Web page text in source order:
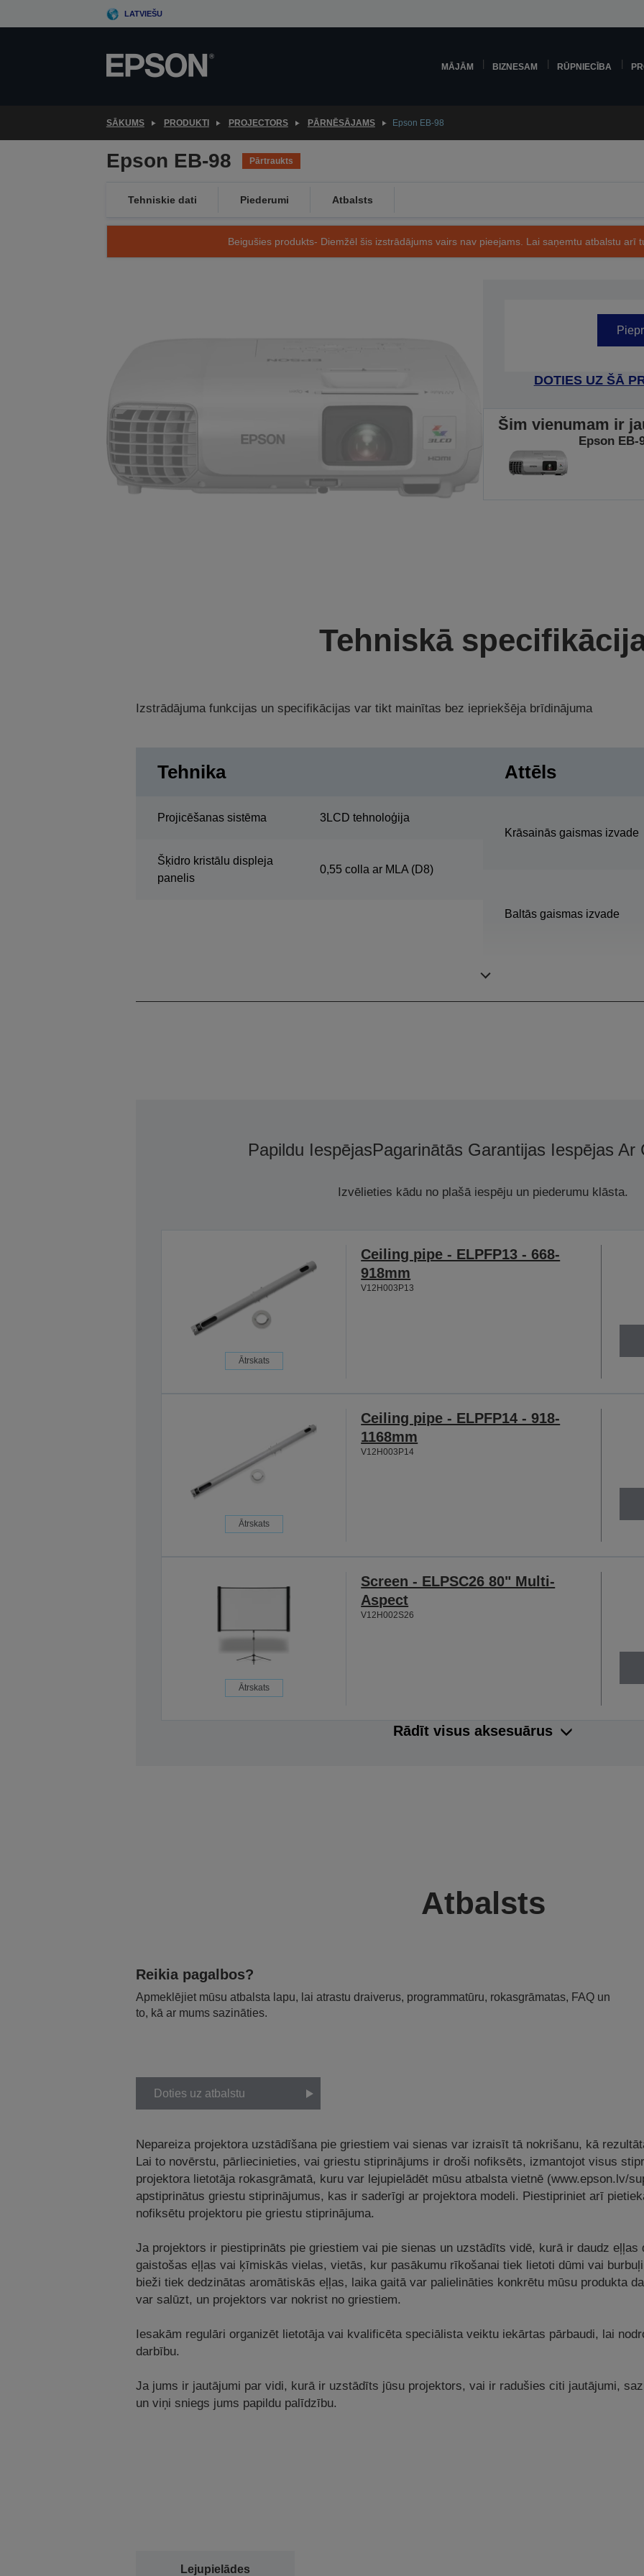
to
LATVIEŠU
MĀJĀM BIZNESAM RŪPNIECĪBA
SĀKUMS PRODUKTI PROJECTORS PĀRNĒSĀJAMS Epson EB-98
Epson EB-98 Pārtraukts
Tehniskie dati Piederumi Atbalsts
Beigušies produkts- Diemžēl šis izstrādājums vairs nav pieejams. Lai saņemtu atbalstu arī
DOTIES UZ ŠĀ
Šim vienumam ir
Epson EB-
Tehniskā
Izstrādājuma funkcijas un specifikācijas var tikt mainītas bez iepriekšēja brīdinājuma
Tehnika
Projicēšanas sistēma 3LCD tehnoloģija
Šķidro kristālu displeja
panelis
0,55 colla ar MLA (D8)
Attēls
Krāsainās gaismas izvade
Baltās gaismas izvade
Papildu IespējasPagarinātās Garantijas Iespējas Ar
Izvēlieties kādu no plašā iespēju un piederumu klāsta.
Ātrskats
Ceiling pipe - ELPFP13 - 668-
918mm
V12H003P13
Ātrskats
Ceiling pipe - ELPFP14 - 918-
1168mm
V12H003P14
Ātrskats
Screen - ELPSC26 80" Multi-
Aspect
V12H002S26
Rādīt visus aksesuārus
Atbalsts
Reikia pagalbos?
Apmeklējiet mūsu atbalsta lapu, lai atrastu draiverus, programmatūru, rokasgrāmatas, FAQ un
to, kā ar mums sazināties.
Doties uz atbalstu
Nepareiza projektora uzstādīšana pie griestiem vai sienas var izraisīt tā nokrišanu, kā
Lai to novērstu, pārliecinieties, vai griestu stiprinājums ir droši nofiksēts, izmantojot visus
projektora lietotāja rokasgrāmatā, kuru var lejupielādēt mūsu atbalsta vietnē (www.epson.lv/
apstiprinātus griestu stiprinājumus, kas ir saderīgi ar projektora modeli. Piestipriniet arī
nofiksētu projektoru pie griestu stiprinājuma.
Ja projektors ir piestiprināts pie griestiem vai pie sienas un uzstādīts vidē, kurā ir daudz
gaistošas eļļas vai ķīmiskās vielas, vietās, kur pasākumu rīkošanai tiek lietoti dūmi vai
bieži tiek dedzinātas aromātiskās eļļas, laika gaitā var palielināties konkrētu mūsu produkta
var salūzt, un projektors var nokrist no griestiem.
Iesakām regulāri organizēt lietotāja vai kvalificēta speciālista veiktu iekārtas pārbaudi, lai
darbību.
Ja jums ir jautājumi par vidi, kurā ir uzstādīts jūsu projektors, vai ir radušies citi jautājumi,
un viņi sniegs jums papildu palīdzību.
Lejupielādes